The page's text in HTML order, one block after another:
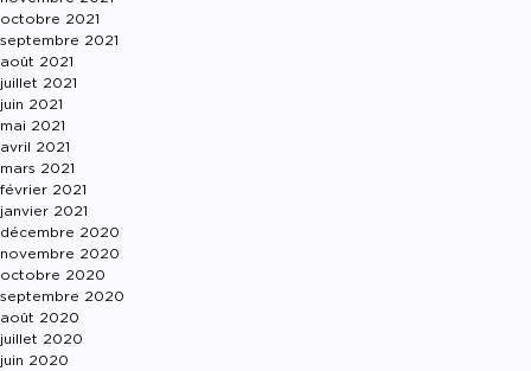
octobre 2021
septembre 2021
août 2021
juillet 2021
juin 2021
mai 2021
avril 2021
mars 2021
février 2021
janvier 2021
décembre 2020
novembre 2020
octobre 2020
septembre 2020
août 2020
juillet 2020
juin 2020